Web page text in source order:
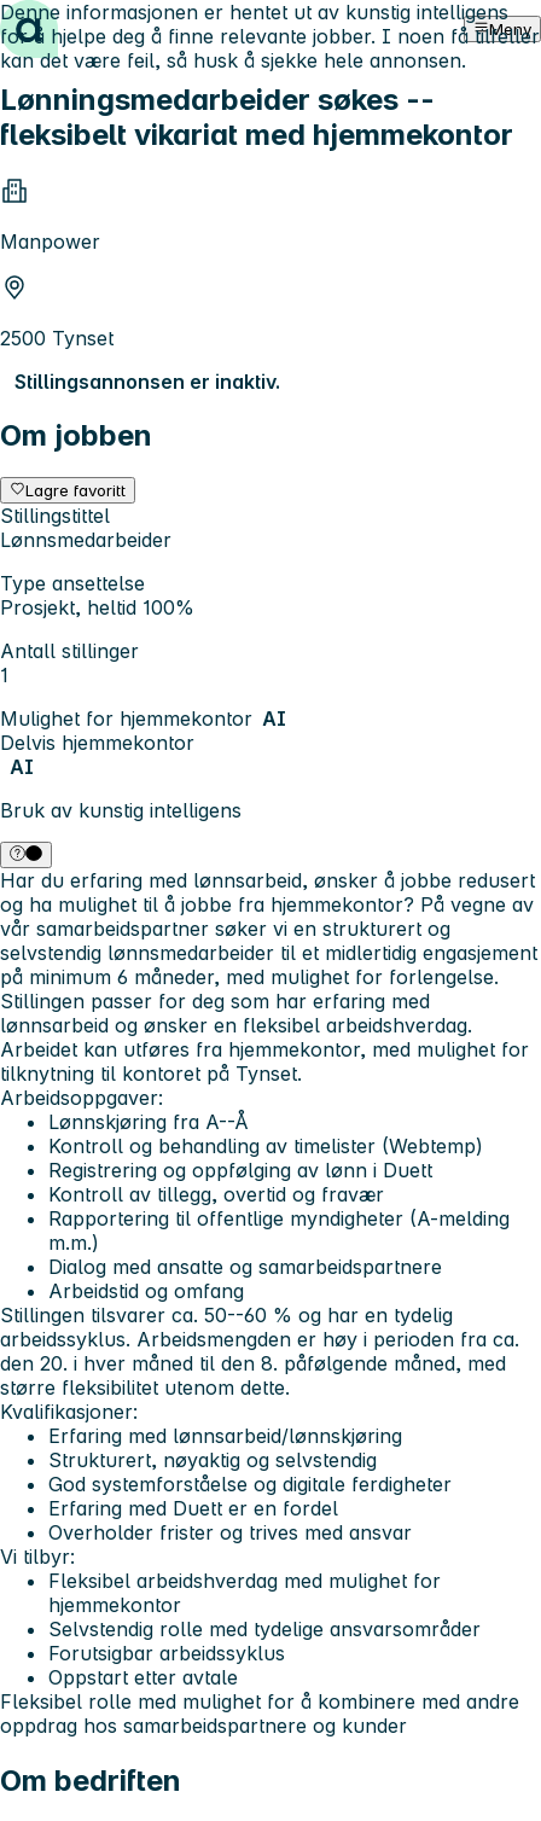
Hopp til innhold Meny
Lønningsmedarbeider søkes --
fleksibelt vikariat med hjemmekontor
Manpower
2500 Tynset
Stillingsannonsen er inaktiv.
Om jobben
Lagre favoritt
Stillingstittel
Lønnsmedarbeider
Type ansettelse
Prosjekt, heltid 100%
Antall stillinger
1
Mulighet for hjemmekontor AI
Delvis hjemmekontor
AI
Bruk av kunstig intelligens
Denne informasjonen er hentet ut av kunstig intelligens
for å hjelpe deg å finne relevante jobber. I noen få tilfeller
kan det være feil, så husk å sjekke hele annonsen.
Har du erfaring med lønnsarbeid, ønsker å jobbe redusert
og ha mulighet til å jobbe fra hjemmekontor? På vegne av
vår samarbeidspartner søker vi en strukturert og
selvstendig lønnsmedarbeider til et midlertidig engasjement
på minimum 6 måneder, med mulighet for forlengelse.
Stillingen passer for deg som har erfaring med
lønnsarbeid og ønsker en fleksibel arbeidshverdag.
Arbeidet kan utføres fra hjemmekontor, med mulighet for
tilknytning til kontoret på Tynset.
Arbeidsoppgaver:
Lønnskjøring fra A--Å
Kontroll og behandling av timelister (Webtemp)
Registrering og oppfølging av lønn i Duett
Kontroll av tillegg, overtid og fravær
Rapportering til offentlige myndigheter (A-melding
m.m.)
Dialog med ansatte og samarbeidspartnere
Arbeidstid og omfang
Stillingen tilsvarer ca. 50--60 % og har en tydelig
arbeidssyklus. Arbeidsmengden er høy i perioden fra ca.
den 20. i hver måned til den 8. påfølgende måned, med
større fleksibilitet utenom dette.
Kvalifikasjoner:
Erfaring med lønnsarbeid/lønnskjøring
Strukturert, nøyaktig og selvstendig
God systemforståelse og digitale ferdigheter
Erfaring med Duett er en fordel
Overholder frister og trives med ansvar
Vi tilbyr:
Fleksibel arbeidshverdag med mulighet for
hjemmekontor
Selvstendig rolle med tydelige ansvarsområder
Forutsigbar arbeidssyklus
Oppstart etter avtale
Fleksibel rolle med mulighet for å kombinere med andre
oppdrag hos samarbeidspartnere og kunder
Om bedriften